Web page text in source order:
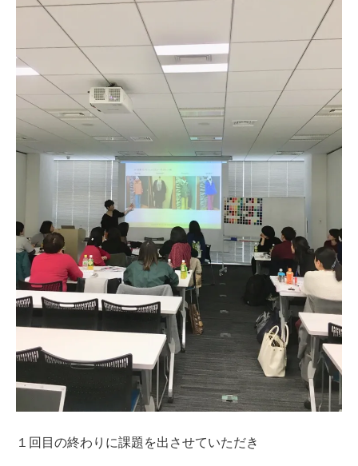
１回目の終わりに課題を出させていただき